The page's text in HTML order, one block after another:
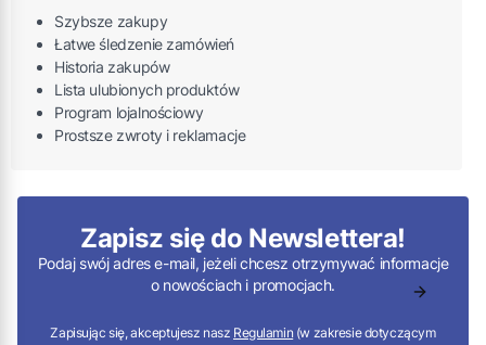
Szybsze zakupy
Łatwe śledzenie zamówień
Historia zakupów
Lista ulubionych produktów
Program lojalnościowy
Prostsze zwroty i reklamacje
Zapisz się do Newslettera!
Podaj swój adres e-mail, jeżeli chcesz otrzymywać informacje
o nowościach i promocjach.
Zapisując się, akceptujesz nasz Regulamin (w zakresie dotyczącym